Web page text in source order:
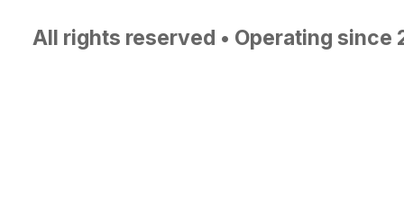
All rights reserved • Operating since